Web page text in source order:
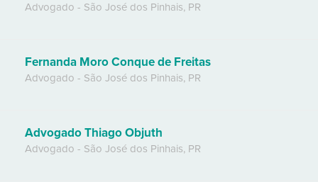
Advogado - São José dos Pinhais, PR
Fernanda Moro Conque de Freitas
Advogado - São José dos Pinhais, PR
Advogado Thiago Objuth
Advogado - São José dos Pinhais, PR